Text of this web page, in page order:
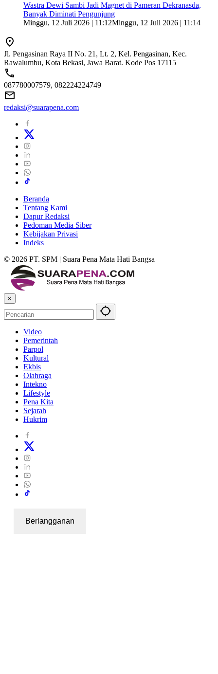
Wastra Dewi Sambi Jadi Magnet di Pameran Dekranasda,
Banyak Diminati Pengunjung
Minggu, 12 Juli 2026 | 11:12Minggu, 12 Juli 2026 | 11:14
Jl. Pengasinan Raya II No. 21, Lt. 2, Kel. Pengasinan, Kec.
Rawalumbu, Kota Bekasi, Jawa Barat. Kode Pos 17115
087780007579, 082224224749
redaksi@suarapena.com
Beranda
Tentang Kami
Dapur Redaksi
Pedoman Media Siber
Kebijakan Privasi
Indeks
© 2026 PT. SPM | Suara Pena Mata Hati Bangsa
×
Video
Pemerintah
Parpol
Kultural
Ekbis
Olahraga
Intekno
Lifestyle
Pena Kita
Sejarah
Hukrim
Berlangganan